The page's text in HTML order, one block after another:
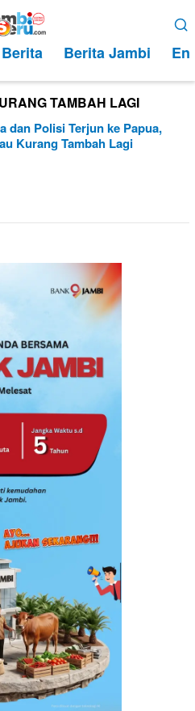
Berita Berita Jambi
TAMBAH LAGI
dan Polisi Terjun ke Papua,
Kurang Tambah Lagi